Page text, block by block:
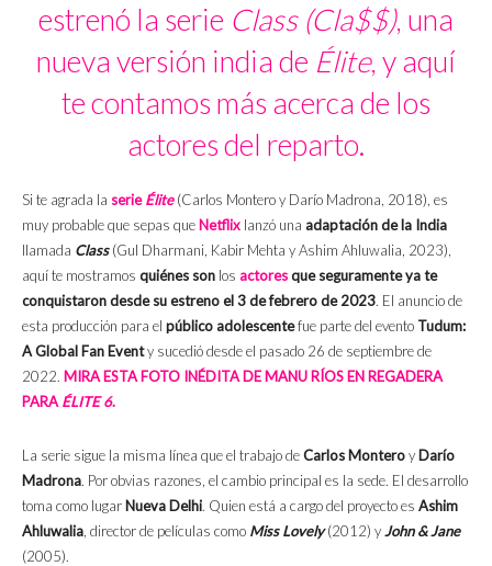
estrenó la serie Class (Cla$$), una
nueva versión india de Élite, y aquí
te contamos más acerca de los
actores del reparto.
Si te agrada la serie Élite(Carlos Montero y Darío Madrona, 2018), es
muy probable que sepas que Netflix lanzó una adaptación de la India
llamada Class(Gul Dharmani, Kabir Mehta y Ashim Ahluwalia, 2023),
aquí te mostramos quiénes son los actoresque seguramente ya te
conquistaron desde su estreno el 3 de febrero de 2023. El anuncio de
esta producción para el público adolescentefue parte del evento Tudum:
A Global Fan Eventy sucedió desde el pasado 26 de septiembre de
2022. MIRA ESTA FOTO INÉDITA DE MANU RÍOS EN REGADERA
PARAÉLITE 6.
La serie sigue la misma línea que el trabajo deCarlos Monteroy Darío
Madrona. Por obvias razones, el cambio principal es la sede. El desarrollo
toma como lugar Nueva Delhi. Quien está a cargo del proyecto es Ashim
Ahluwalia, director de películas como Miss Lovely(2012) yJohn & Jane
(2005).